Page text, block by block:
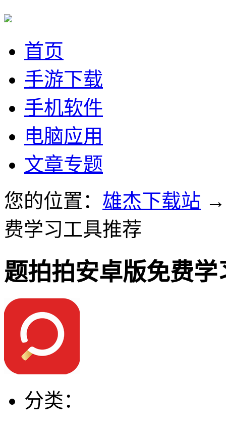
首页
手游下载
手机软件
电脑应用
文章专题
您的位置： 雄杰下载站
费学习工具推荐
题拍拍安卓版免费学
分类：